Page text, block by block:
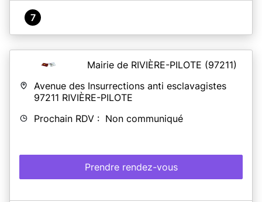
7
Mairie de RIVIÈRE-PILOTE (97211)
Avenue des Insurrections anti esclavagistes
97211 RIVIÈRE-PILOTE
Prochain RDV : Non communiqué
Prendre rendez-vous